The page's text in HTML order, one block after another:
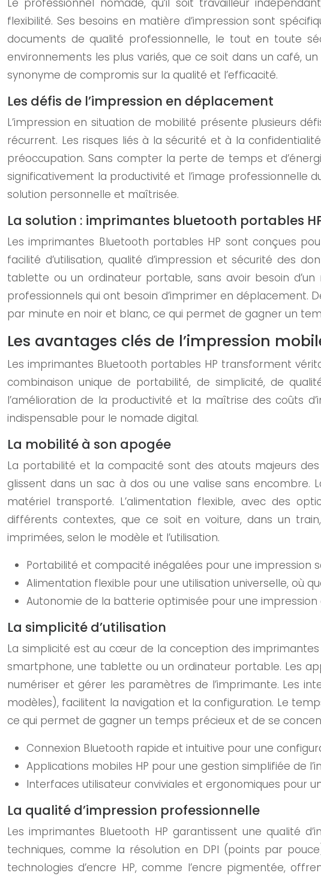
Le professionnel nomade, qu’il soit travailleur
flexibilité. Ses besoins en matière d’impression sont
documents de qualité professionnelle, le tout en toute
environnements les plus variés, que ce soit dans un café,
synonyme de compromis sur la qualité et l’efficacité.
Les défis de l’impression en déplacement
L’impression en situation de mobilité présente plusieurs
récurrent. Les risques liés à la sécurité et à la
préoccupation. Sans compter la perte de temps et
significativement la productivité et l’image professionnelle
solution personnelle et maîtrisée.
La solution : imprimantes bluetooth portables
Les imprimantes Bluetooth portables HP sont conçues
facilité d’utilisation, qualité d’impression et sécurité des
tablette ou un ordinateur portable, sans avoir besoin
professionnels qui ont besoin d’imprimer en déplacement.
par minute en noir et blanc, ce qui permet de gagner un
Les avantages clés de l’impression
Les imprimantes Bluetooth portables HP transforment
combinaison unique de portabilité, de simplicité, de
l’amélioration de la productivité et la maîtrise des coûts
indispensable pour le nomade digital.
La mobilité à son apogée
La portabilité et la compacité sont des atouts majeurs
glissent dans un sac à dos ou une valise sans
matériel transporté. L’alimentation flexible, avec des
différents contextes, que ce soit en voiture, dans un
imprimées, selon le modèle et l’utilisation.
Portabilité et compacité inégalées pour une impression
Alimentation flexible pour une utilisation universelle, où
Autonomie de la batterie optimisée pour une
La simplicité d’utilisation
La simplicité est au cœur de la conception des
smartphone, une tablette ou un ordinateur portable. Les
numériser et gérer les paramètres de l’imprimante. Les
modèles), facilitent la navigation et la configuration. Le
ce qui permet de gagner un temps précieux et de se
Connexion Bluetooth rapide et intuitive pour une
Applications mobiles HP pour une gestion simplifiée de
Interfaces utilisateur conviviales et ergonomiques pour
La qualité d’impression professionnelle
Les imprimantes Bluetooth HP garantissent une qualité
techniques, comme la résolution en DPI (points par
technologies d’encre HP, comme l’encre pigmentée,